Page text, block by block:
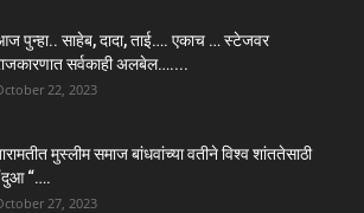
पुन्हा.. साहेब, दादा, ताई…. एकाच … स्टेजवर
सर्वकाही अलबेल…....
22, 2023
मुस्लीम समाज बांधवांच्या वतीने विश्व शांततेसाठी
“….
27, 2023